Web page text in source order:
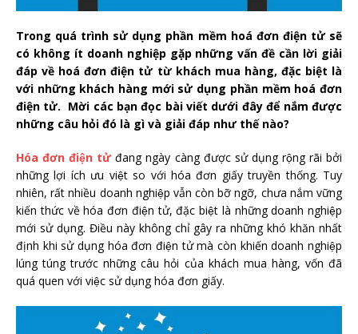
Trong quá trình sử dụng phần mềm hoá đơn điện tử sẽ
có không ít doanh nghiệp gặp những vấn đề cần lời giải
đáp về hoá đơn điện tử từ khách mua hàng, đặc biệt là
với những khách hàng mới sử dụng phần mềm hoá đơn
điện tử. Mời các bạn đọc bài viết dưới đây để nắm được
những câu hỏi đó là gì và giải đáp như thế nào?
Hóa đơn điện tửđang ngày càng được sử dụng rộng rãi bởi
những lợi ích ưu việt so với hóa đơn giấy truyền thống. Tuy
nhiên, rất nhiều doanh nghiệp vẫn còn bỡ ngỡ, chưa nắm vững
kiến thức về hóa đơn điện tử, đặc biệt là những doanh nghiệp
mới sử dụng. Điều này không chỉ gây ra những khó khăn nhất
định khi sử dụng hóa đơn điện tử mà còn khiến doanh nghiệp
lúng túng trước những câu hỏi của khách mua hàng, vốn đã
quá quen với việc sử dụng hóa đơn giấy.